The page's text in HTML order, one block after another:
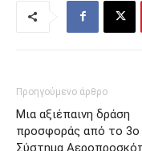
Προηγούμενο άρθρο
Μια αξιέπαινη δράση
προσφοράς από το 3ο
Σύστημα